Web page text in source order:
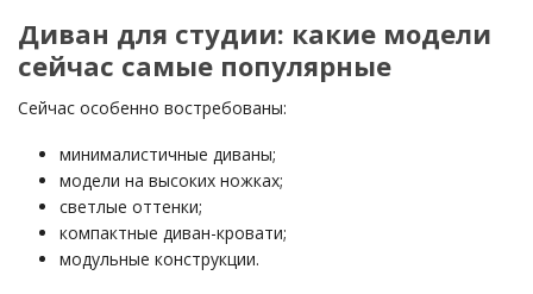
Диван для студии: какие модели
сейчас самые популярные
Сейчас особенно востребованы:
минималистичные диваны;
модели на высоких ножках;
светлые оттенки;
компактные диван-кровати;
модульные конструкции.